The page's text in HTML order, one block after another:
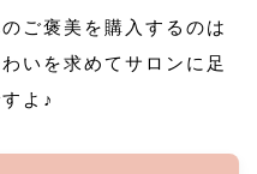
ご褒美を購入するのは
いを求めてサロンに足
よ♪